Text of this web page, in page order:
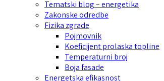
Tematski blog – energetika
Zakonske odredbe
Fizika zgrade
Pojmovnik
Koeficijent prolaska topline
Temperaturni broj
Boja fasade
Energetska efikasnost